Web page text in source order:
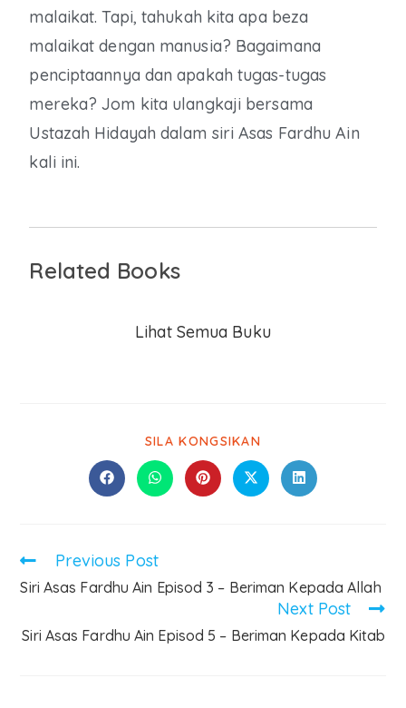
malaikat. Tapi, tahukah kita apa beza
malaikat dengan manusia? Bagaimana
penciptaannya dan apakah tugas-tugas
mereka? Jom kita ulangkaji bersama
Ustazah Hidayah dalam siri Asas Fardhu Ain
kali ini.
Related Books
Lihat Semua Buku
SILA KONGSIKAN
Previous Post
Siri Asas Fardhu Ain Episod 3 – Beriman Kepada Allah
Next Post
Siri Asas Fardhu Ain Episod 5 – Beriman Kepada Kitab